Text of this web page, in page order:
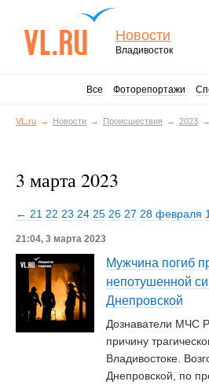
Новости
Владивосток
Все Фоторепортажи
VL.ru Новости Происшествия 2023
3 марта 2023
← 21 22 23 24 25 26 27 28 февраля 1
21:04, 3 марта 2023
Мужчина погиб
непотушенной
Днепровской
Дознаватели МЧС
причину
Владивостоке.
Днепровской, по